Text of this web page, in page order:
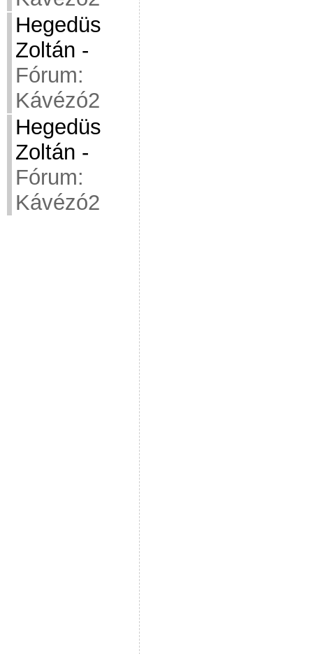
Hegedüs
Zoltán -
Fórum:
Kávézó2
Hegedüs
Zoltán -
Fórum:
Kávézó2